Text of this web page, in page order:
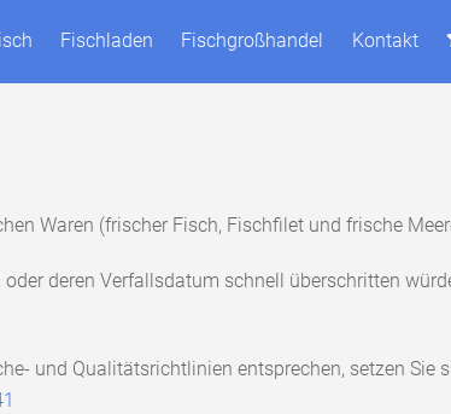
Fischladen Fischgroßhandel Kontakt
Waren (frischer Fisch, Fischfilet und frische
deren Verfallsdatum schnell überschritten
und Qualitätsrichtlinien entsprechen, setzen